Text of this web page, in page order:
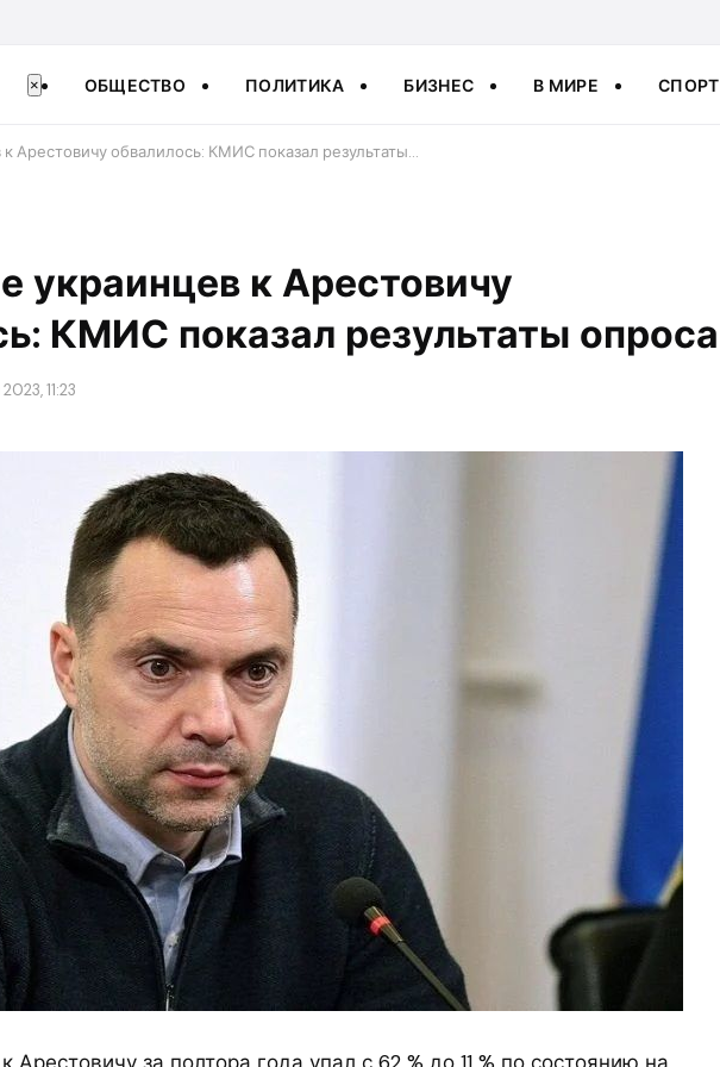
× ОБЩЕСТВО ПОЛИТИКА БИЗНЕС В МИРЕ СПОРТ
Арестовичу обвалилось: КМИС показал результаты…
украинцев к Арестовичу
КМИС показал результаты опроса
11:23